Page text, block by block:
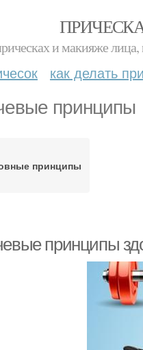
и макияже
как делать
принципы
принципы
принципы